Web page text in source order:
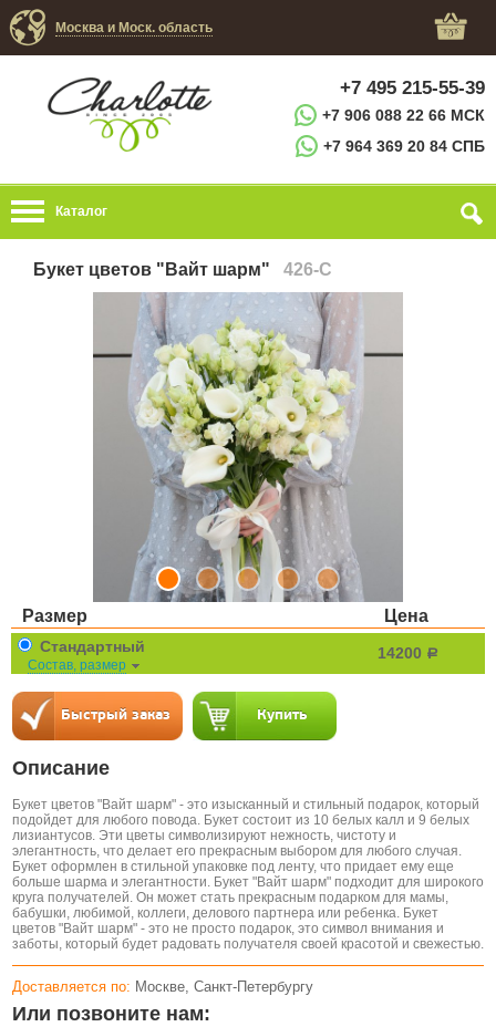
Москва и Моск. область
+7 495 215-55-39
+7 906 088 22 66 МСК
+7 964 369 20 84 СПБ
Каталог
Букет цветов "Вайт шарм" 426-C
Размер Цена
Стандартный
Состав, размер
14200 a
Описание
Букет цветов "Вайт шарм" - это изысканный и стильный подарок, который
подойдет для любого повода. Букет состоит из 10 белых калл и 9 белых
лизиантусов. Эти цветы символизируют нежность, чистоту и
элегантность, что делает его прекрасным выбором для любого случая.
Букет оформлен в стильной упаковке под ленту, что придает ему еще
больше шарма и элегантности. Букет "Вайт шарм" подходит для широкого
круга получателей. Он может стать прекрасным подарком для мамы,
бабушки, любимой, коллеги, делового партнера или ребенка. Букет
цветов "Вайт шарм" - это не просто подарок, это символ внимания и
заботы, который будет радовать получателя своей красотой и свежестью.
Доставляется по: Москве, Санкт-Петербургу
Или позвоните нам: